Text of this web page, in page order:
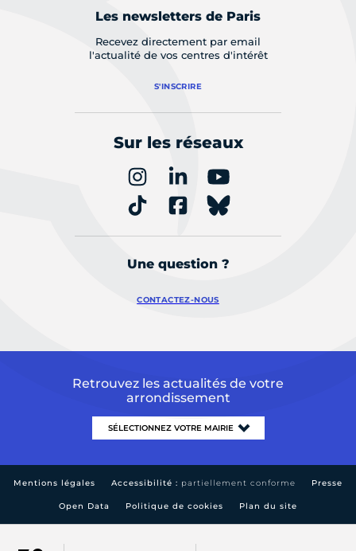
Les newsletters de Paris
Recevez directement par email
l'actualité de vos centres d'intérêt
S'INSCRIRE
Sur les réseaux
Une question ?
CONTACTEZ-NOUS
Retrouvez les actualités de votre
arrondissement
Mentions légales Accessibilité : partiellement conforme Presse
Open Data Politique de cookies Plan du site